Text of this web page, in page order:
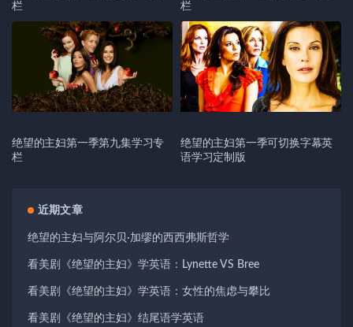
栏
栏
绝望的主妇第一季第九集学习专
栏
绝望的主妇第一季可切换字幕英
语学习定制版
近期文章
绝望的主妇与阿尔贝·加缪的西西弗斯哲学
看美剧《绝望的主妇》学英语：Lynette VS Bree
看美剧《绝望的主妇》学英语：女性的焦虑与攀比
看美剧《绝望的主妇》结尾语学英语